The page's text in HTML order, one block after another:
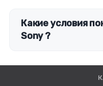
Какие условия
Sony ?